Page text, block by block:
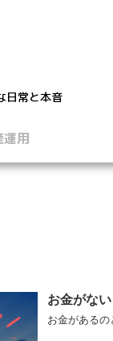
日常と本音
運用
お金がな
お金があるの